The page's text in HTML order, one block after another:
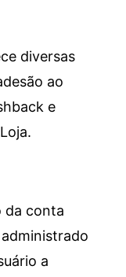
diversas
ao
e
da conta
a